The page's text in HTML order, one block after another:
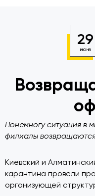
29
ИЮНЯ
Понемногу ситуация в
филиалы
Киевский и
карантина провели
организующей